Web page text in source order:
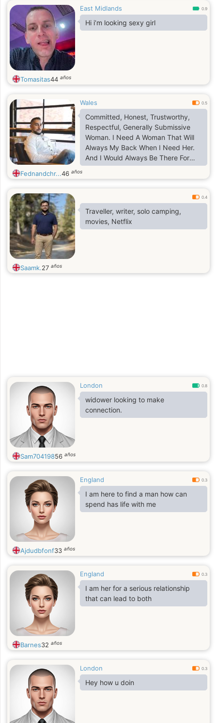
East Midlands 0.9
Hi i’m looking sexy girl
Tomasitas44 años
Wales 0.5
Committed, Honest, Trustworthy,
Respectful, Generally Submissive
Woman. I Need A Woman That Will
Always My Back When I Need Her.
And I Would Always Be There For
Her When Ever She Needs Me
Fednandchr...46 años
0.4
Traveller, writer, solo camping,
movies, Netflix
Saamk.27 años
London 0.8
widower looking to make
connection.
Sam70419856 años
England 0.3
I am here to find a man how can
spend has life with me
Ajdudbfonf33 años
England 0.3
I am her for a serious relationship
that can lead to both
Barnes32 años
London 0.3
Hey how u doin